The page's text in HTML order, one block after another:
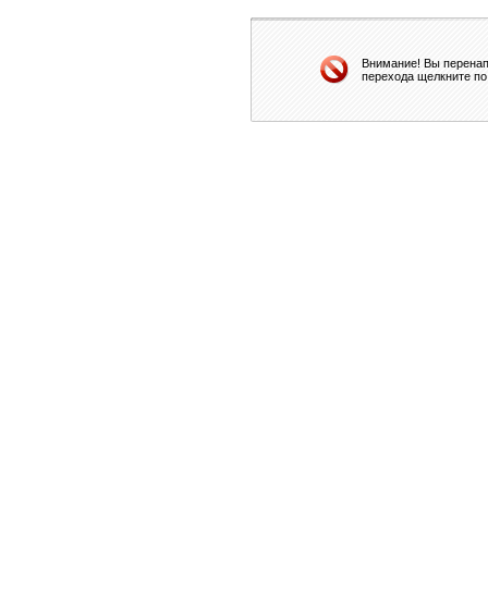
Внимание! Вы
перехода щелкните